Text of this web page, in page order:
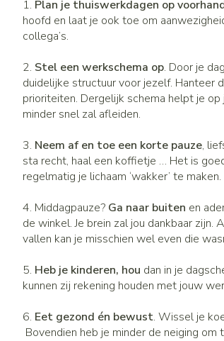
1. Plan je thuiswerkdagen op
hoofd en laat je ook toe om
collega’s.
2. Stel een werkschema op. Door je
duidelijke structuur voor jezelf. Hanteer
prioriteiten. Dergelijk schema helpt je
minder snel zal afleiden.
3. Neem af en toe een korte pauze,
sta recht, haal een koffietje … Het is
regelmatig je lichaam ‘wakker’ te maken.
4. Middagpauze? Ga naar buiten en
de winkel. Je brein zal jou dankbaar
vallen kan je misschien wel even die
5. Heb je kinderen, hou dan in je
kunnen zij rekening houden met jouw
6. Eet gezond én bewust. Wissel je
Bovendien heb je minder de neiging